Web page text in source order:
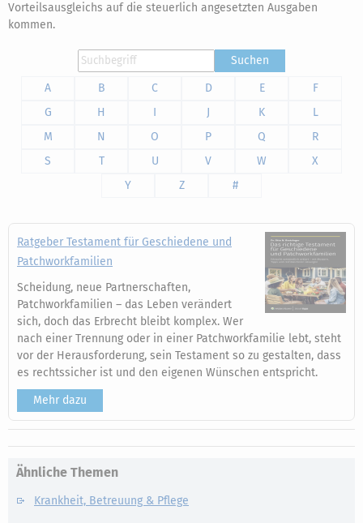
Vorteilsausgleichs auf die steuerlich angesetzten Ausgaben
kommen.
Suchen
A
B C D E
F
G
H I J K
L
M
N O P Q
R
S
T U V W
X
Y
Z #
Ratgeber Testament für Geschiedene und
Patchworkfamilien
Scheidung, neue Partnerschaften,
Patchworkfamilien – das Leben verändert
sich, doch das Erbrecht bleibt komplex. Wer
nach einer Trennung oder in einer Patchworkfamilie lebt, steht
vor der Herausforderung, sein Testament so zu gestalten, dass
es rechtssicher ist und den eigenen Wünschen entspricht.
Mehr dazu
Ähnliche Themen
Krankheit, Betreuung & Pflege